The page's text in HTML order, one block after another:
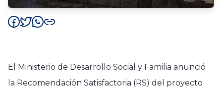
El Ministerio de Desarrollo Social y Familia anunció
la Recomendación Satisfactoria (RS) del proyecto